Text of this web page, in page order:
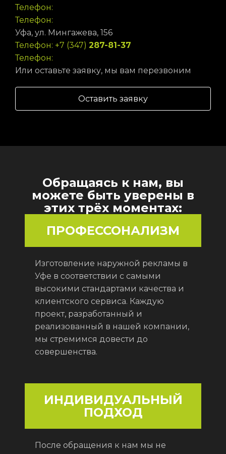
Телефон:
Телефон:
Телефон: +7 (347) 287-81-37
Телефон:
Уфа, ул. Мингажева, 156
Или оставьте заявку, мы вам перезвоним
Оставить заявку
Обращаясь к нам, вы
можете быть уверены в
этих трёх моментах:
ПРОФЕССОНАЛИЗМ
Изготовление наружной рекламы в
Уфе в соответствии с самыми
высокими стандартами качества и
клиентского сервиса. Каждую
проект, разработанный и
реализованный в нашей компании,
мы стремимся довести до
совершенства.
ИНДИВИДУАЛЬНЫЙ
ПОДХОД
После обращения к нам мы не